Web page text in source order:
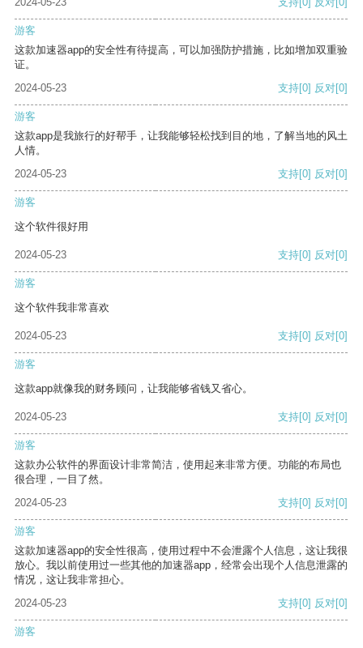
游客
这款加速器app的安全性有待提高，可以加强防护措施，比如增加双重验
证。
2024-05-23
支持[0] 反对[0]
游客
这款app是我旅行的好帮手，让我能够轻松找到目的地，了解当地的风土
人情。
2024-05-23
支持[0] 反对[0]
游客
这个软件很好用
2024-05-23 支持[0] 反对[0]
游客
这个软件我非常喜欢
2024-05-23 支持[0] 反对[0]
游客
这款app就像我的财务顾问，让我能够省钱又省心。
2024-05-23 支持[0] 反对[0]
游客
这款办公软件的界面设计非常简洁，使用起来非常方便。功能的布局也
很合理，一目了然。
2024-05-23
支持[0] 反对[0]
游客
这款加速器app的安全性很高，使用过程中不会泄露个人信息，这让我很
放心。我以前使用过一些其他的加速器app，经常会出现个人信息泄露的
情况，这让我非常担心。
2024-05-23
支持[0] 反对[0]
游客